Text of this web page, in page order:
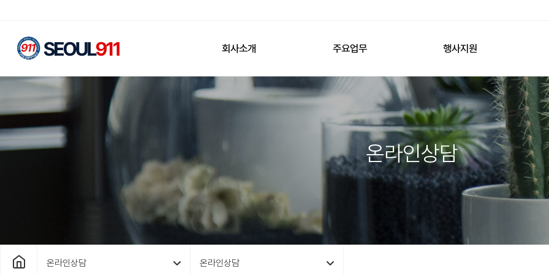
회사소개 주요업무 행사지원
온라인상담
온라인상담 온라인상담